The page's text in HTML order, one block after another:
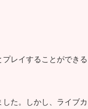
レイすることができる
た。しかし、ライブカ